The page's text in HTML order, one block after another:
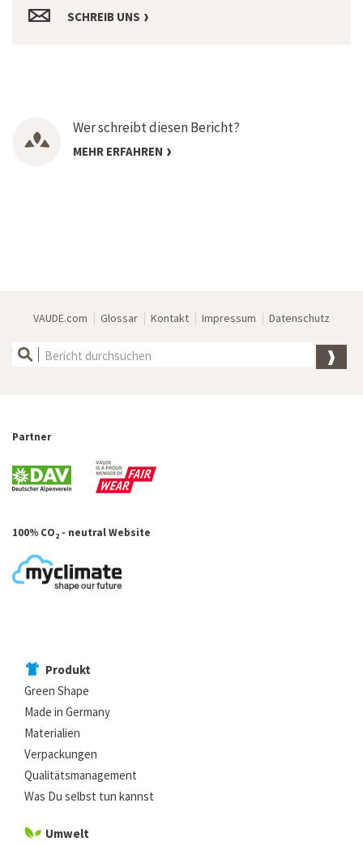
SCHREIB UNS
Wer schreibt diesen Bericht?
MEHR ERFAHREN
VAUDE.com Glossar Kontakt Impressum Datenschutz
Partner
100% CO2 - neutral Website
Produkt
Green Shape
Made in Germany
Materialien
Verpackungen
Qualitätsmanagement
Was Du selbst tun kannst
Umwelt